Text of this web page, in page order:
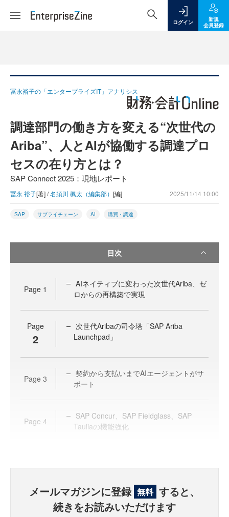
ログイン
新規
会員登録
冨永裕子の「エンタープライズIT」アナリシス
調達部門の働き方を変える“次世代の
Ariba”、人とAIが協働する調達プロ
セスの在り方とは？
SAP Connect 2025：現地レポート
冨永 裕子[著] /名須川 楓太（編集部） [編] 2025/11/14 10:00
SAP サプライチェーン AI 購買・調達
目次
Page 1
AIネイティブに変わった次世代Ariba、ゼ
ロからの再構築で実現
Page
2
次世代Aribaの司令塔「SAP Ariba
Launchpad」
Page 3
契約から支払いまでAIエージェントがサ
ポート
Page 4
SAP Concur、SAP Fieldglass、SA​​P
Tauliaの機能強化
メールマガジンに登録 無料 すると、
続きをお読みいただけます